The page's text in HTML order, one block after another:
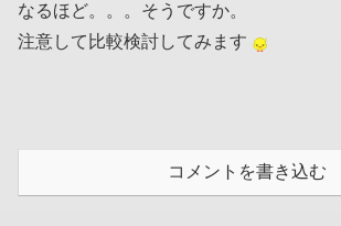
なるほど。。。そうですか。
注意して比較検討してみます
コメントを書き込む